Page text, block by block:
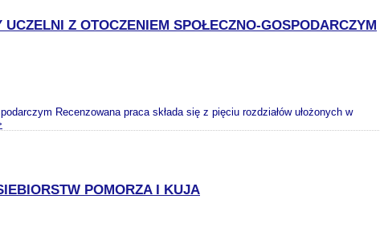
Z OTOCZENIEM SPOŁECZNO-GOSPODARCZYM
Recenzowana praca składa się z pięciu rozdziałów ułożonych w
POMORZA I KUJA